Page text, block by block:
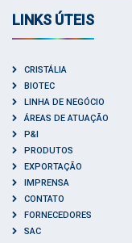
LINKS ÚTEIS
CRISTÁLIA
BIOTEC
LINHA DE NEGÓCIO
ÁREAS DE ATUAÇÃO
P&I
PRODUTOS
EXPORTAÇÃO
IMPRENSA
CONTATO
FORNECEDORES
SAC